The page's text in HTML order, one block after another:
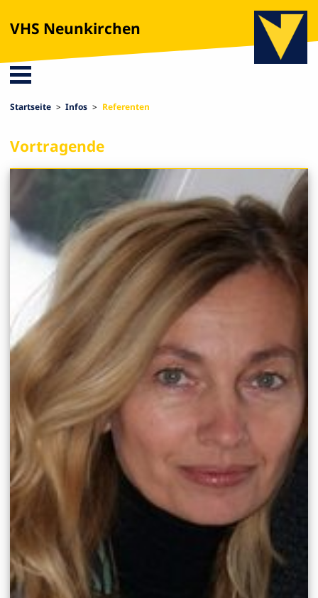
VHS Neunkirchen
Startseite Infos Referenten
Vortragende